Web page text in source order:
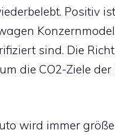
Positiv ist
sind. Die
die CO2-Ziele der
wird immer